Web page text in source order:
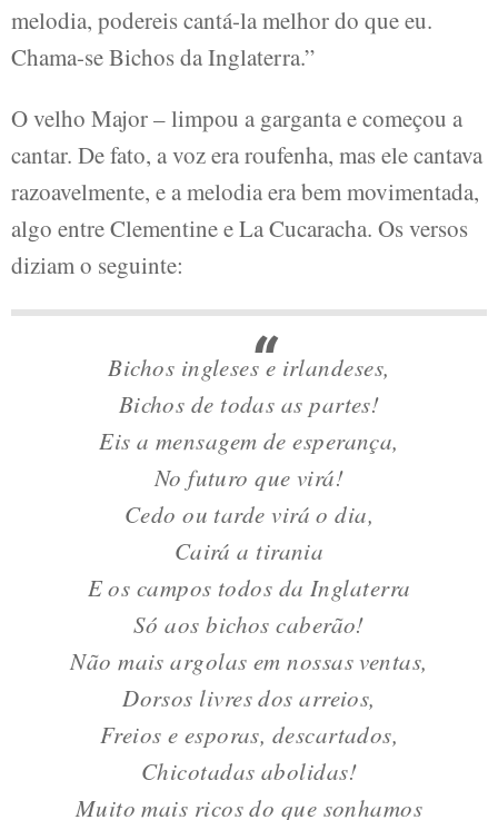
melodia, podereis cantá-la melhor do que eu.
Chama-se Bichos da Inglaterra.”
O velho Major – limpou a garganta e começou a
cantar. De fato, a voz era roufenha, mas ele cantava
razoavelmente, e a melodia era bem movimentada,
algo entre Clementine e La Cucaracha. Os versos
diziam o seguinte:
Bichos ingleses e irlandeses,
Bichos de todas as partes!
Eis a mensagem de esperança,
No futuro que virá!
Cedo ou tarde virá o dia,
Cairá a tirania
E os campos todos da Inglaterra
Só aos bichos caberão!
Não mais argolas em nossas ventas,
Dorsos livres dos arreios,
Freios e esporas, descartados,
Chicotadas abolidas!
Muito mais ricos do que sonhamos